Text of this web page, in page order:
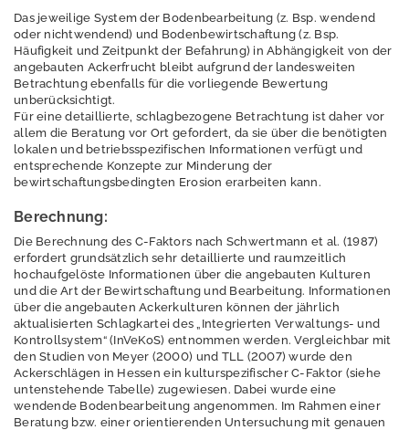
K-Faktor
S-Faktor
L-Faktor
C-Faktor
Kompensationsfläc
hen Naturschutz
Vorsorge
Rechtsgrundlagen
und
Zuständigkeiten
Dürre
Elektromagnetisch
e Felder / Licht
Das jeweilige System der Bodenbearbeitung (z. Bsp. wendend
oder nichtwendend) und Bodenbewirtschaftung (z. Bsp.
Häufigkeit und Zeitpunkt der Befahrung) in Abhängigkeit von der
angebauten Ackerfrucht bleibt aufgrund der landesweiten
Betrachtung ebenfalls für die vorliegende Bewertung
unberücksichtigt.
Für eine detaillierte, schlagbezogene Betrachtung ist daher vor
allem die Beratung vor Ort gefordert, da sie über die benötigten
lokalen und betriebsspezifischen Informationen verfügt und
entsprechende Konzepte zur Minderung der
bewirtschaftungsbedingten Erosion erarbeiten kann.
Berechnung:
Die Berechnung des C-Faktors nach Schwertmann et al. (1987)
erfordert grundsätzlich sehr detaillierte und raumzeitlich
hochaufgelöste Informationen über die angebauten Kulturen
und die Art der Bewirtschaftung und Bearbeitung. Informationen
über die angebauten Ackerkulturen können der jährlich
aktualisierten Schlagkartei des „Integrierten Verwaltungs- und
Kontrollsystem“ (InVeKoS) entnommen werden. Vergleichbar mit
den Studien von Meyer (2000) und TLL (2007) wurde den
Ackerschlägen in Hessen ein kulturspezifischer C-Faktor (siehe
untenstehende Tabelle) zugewiesen. Dabei wurde eine
wendende Bodenbearbeitung angenommen. Im Rahmen einer
Beratung bzw. einer orientierenden Untersuchung mit genauen